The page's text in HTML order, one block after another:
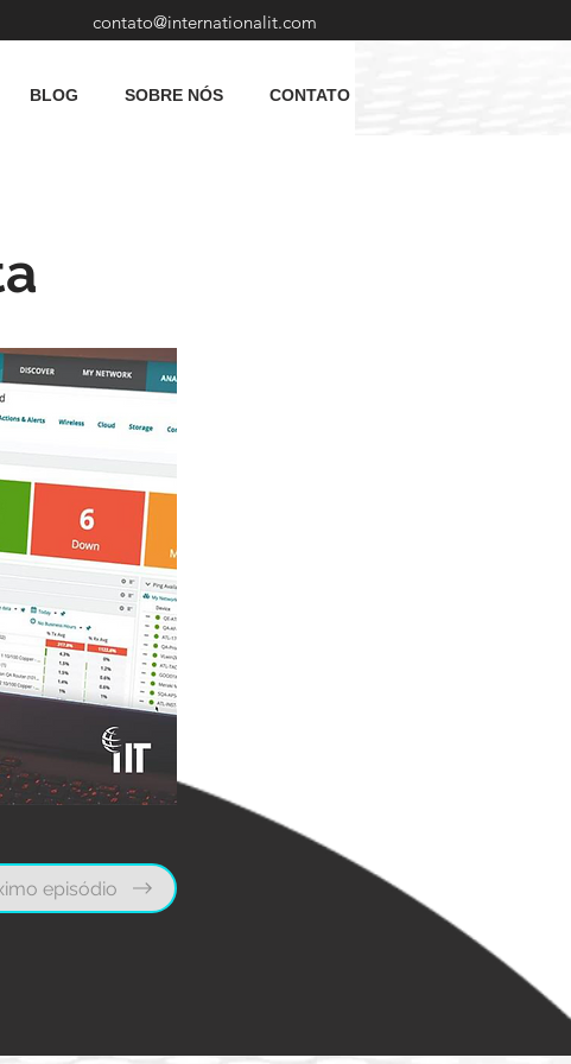
contato@internationalit.com
BLOG SOBRE NÓS CONTATO
episódio